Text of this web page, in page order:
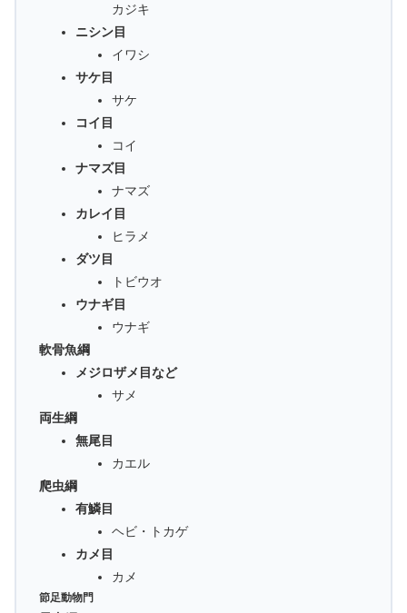
カジキ
ニシン目
イワシ
サケ目
サケ
コイ目
コイ
ナマズ目
ナマズ
カレイ目
ヒラメ
ダツ目
トビウオ
ウナギ目
ウナギ
軟骨魚綱
メジロザメ目など
サメ
両生綱
無尾目
カエル
爬虫綱
有鱗目
ヘビ・トカゲ
カメ目
カメ
節足動物門